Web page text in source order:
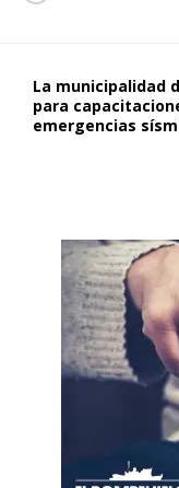
La municipalidad
para
emergencias